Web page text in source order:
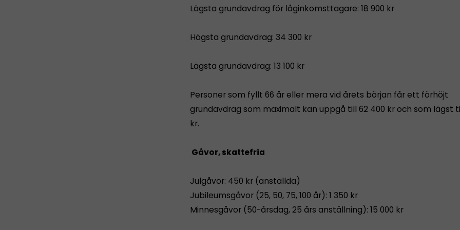
Lägsta grundavdrag för låginkomsttagare: 18 900 kr
Högsta grundavdrag: 34 300 kr
Lägsta grundavdrag: 13 100 kr
Personer som fyllt 66 år eller mera vid årets början får ett förhöjt
grundavdrag som maximalt kan uppgå till 62 400 kr och som lägst
kr.
Gåvor, skattefria
Julgåvor: 450 kr (anställda)
Jubileumsgåvor (25, 50, 75, 100 år): 1 350 kr
Minnesgåvor (50-årsdag, 25 års anställning): 15 000 kr